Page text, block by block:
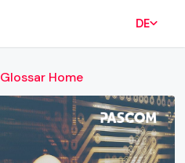
DE
Glossar Home